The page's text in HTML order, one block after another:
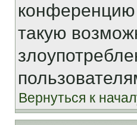
конференцию
такую
Вернуться к